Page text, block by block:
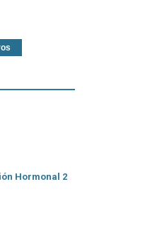
Hormonal 2